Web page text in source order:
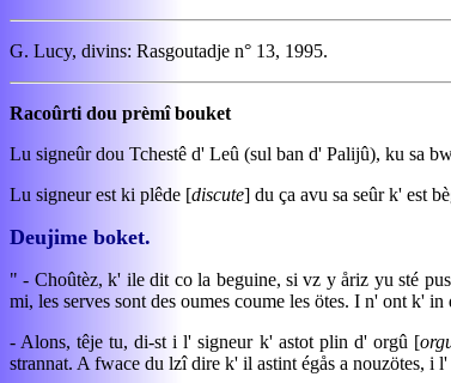
G. Lucy, divins: Rasgoutadje n° 13, 1995.
Racoûrti dou prèmî bouket
Lu signeûr dou Tchestê d' Leû (sul ban d' Palijû), ku sa
Lu signeur est ki plêde [discute] du ça avu sa seûr k' est
Deujime boket.
" - Choûtèz, k' ile dit co la beguine, si vz y åriz yu sté
mi, les serves sont des oumes coume les ötes. I n' ont k' in
- Alons, têje tu, di-st i l' signeur k' astot plin d' orgû [
strannat. A fwace du lzî dire k' il astint égås a nouzötes, i